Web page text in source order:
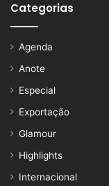
Categorias
Agenda
Anote
Especial
Exportação
Glamour
Highlights
Internacional